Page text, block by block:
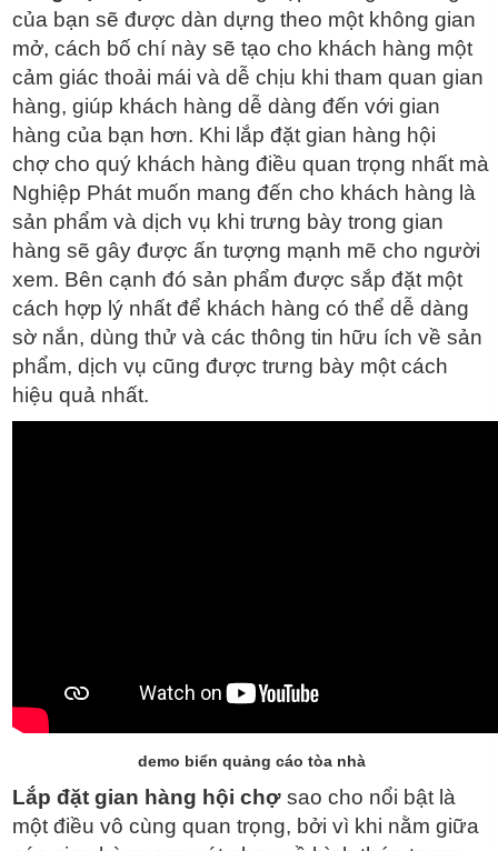
của bạn sẽ được dàn dựng theo một không gian
mở, cách bố chí này sẽ tạo cho khách hàng một
cảm giác thoải mái và dễ chịu khi tham quan gian
hàng, giúp khách hàng dễ dàng đến với gian
hàng của bạn hơn. Khi lắp đặt gian hàng hội
chợ cho quý khách hàng điều quan trọng nhất mà
Nghiệp Phát muốn mang đến cho khách hàng là
sản phẩm và dịch vụ khi trưng bày trong gian
hàng sẽ gây được ấn tượng mạnh mẽ cho người
xem. Bên cạnh đó sản phẩm được sắp đặt một
cách hợp lý nhất để khách hàng có thể dễ dàng
sờ nắn, dùng thử và các thông tin hữu ích về sản
phẩm, dịch vụ cũng được trưng bày một cách
hiệu quả nhất.
demo biển quảng cáo tòa nhà
Lắp đặt gian hàng hội chợ sao cho nổi bật là
một điều vô cùng quan trọng, bởi vì khi nằm giữa